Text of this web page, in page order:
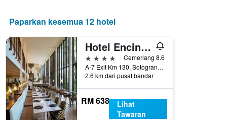
Paparkan kesemua 12 hotel
Hotel Encinar de Sotogrande
4 bintang
Cemerlang 8.6
A-7 Exit Km 130, Sotogrande, Andalusia, Sepanyol
2.6 km dari pusat bandar
RM 638
Lihat
Tawaran